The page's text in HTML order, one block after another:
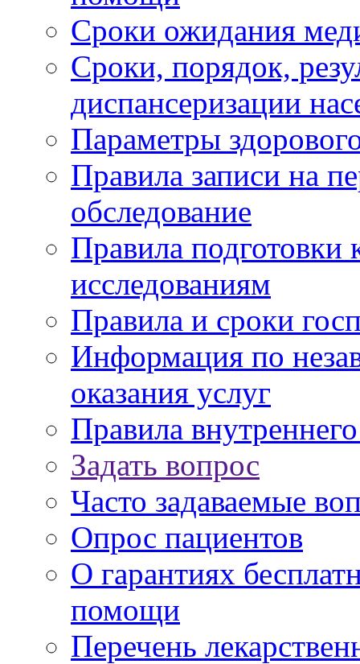
Сроки ожидания
Сроки, порядок,
диспансеризации
Параметры
Правила записи на
обследование
Правила подготовки
исследованиям
Правила и сроки
Информация по
оказания услуг
Правила
Задать вопрос
Часто задаваемые
Опрос пациентов
О гарантиях
помощи
Перечень